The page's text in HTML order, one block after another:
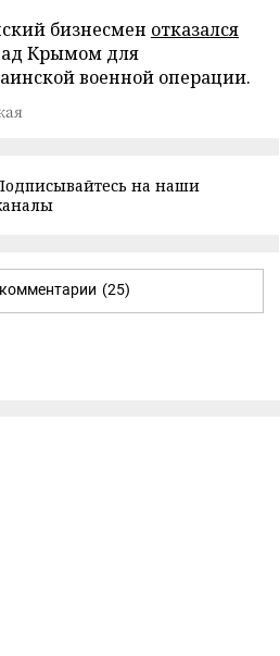
бизнесмен отказался
Крымом для
военной операции.
на наши
(25)